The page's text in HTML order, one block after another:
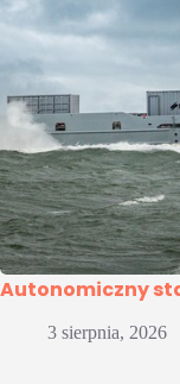
Autonomiczny
3 sierpnia, 2026